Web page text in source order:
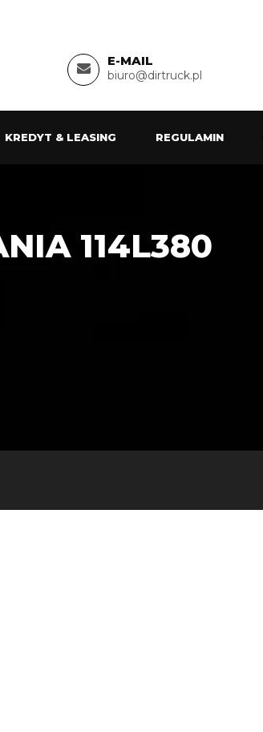
E-MAIL
biuro@dirtruck.pl
KREDYT & LEASING REGULAMIN
114L380